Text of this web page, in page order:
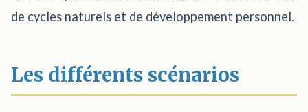
de cycles naturels et de développement personnel.
Les différents scénarios